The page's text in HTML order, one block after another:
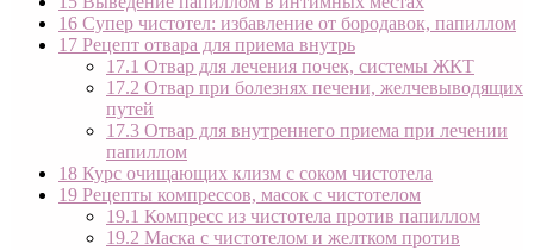
16 Супер чистотел: избавление от бородавок, папиллом
17 Рецепт отвара для приема внутрь
17.1 Отвар для лечения почек, системы ЖКТ
17.2 Отвар при болезнях печени, желчевыводящих
путей
17.3 Отвар для внутреннего приема при лечении
папиллом
18 Курс очищающих клизм с соком чистотела
19 Рецепты компрессов, масок с чистотелом
19.1 Компресс из чистотела против папиллом
19.2 Маска с чистотелом и желтком против